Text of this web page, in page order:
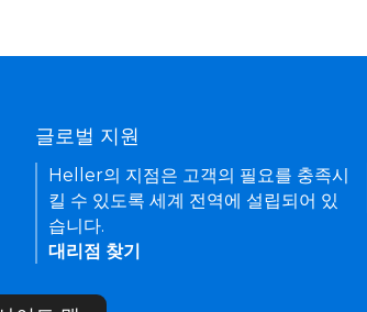
글로벌 지원
Heller의 지점은 고객의 필요를 충족시
킬 수 있도록 세계 전역에 설립되어 있
습니다.
대리점 찾기